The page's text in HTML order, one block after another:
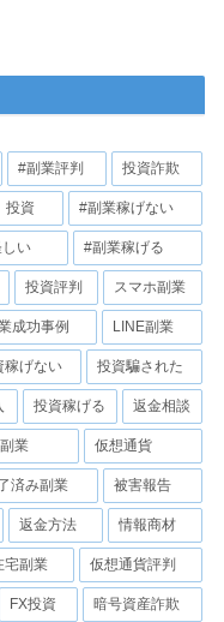
#副業評判 投資詐欺
投資 #副業稼げない
い #副業稼げる
投資評判 スマホ副業
成功事例 LINE副業
稼げない 投資騙された
投資稼げる 返金相談
業 仮想通貨
済み副業 被害報告
返金方法 情報商材
宅副業 仮想通貨評判
FX投資 暗号資産詐欺